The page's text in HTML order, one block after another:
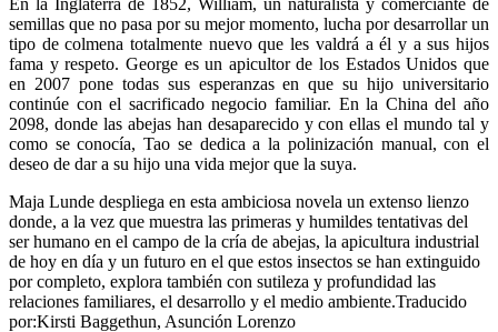
semillas que no pasa por su mejor momento, lucha por desarrollar un
tipo de colmena totalmente nuevo que les valdrá a él y a sus hijos
fama y respeto. George es un apicultor de los Estados Unidos que
en 2007 pone todas sus esperanzas en que su hijo universitario
continúe con el sacrificado negocio familiar. En la China del año
2098, donde las abejas han desaparecido y con ellas el mundo tal y
como se conocía, Tao se dedica a la polinización manual, con el
deseo de dar a su hijo una vida mejor que la suya.
Maja Lunde despliega en esta ambiciosa novela un extenso lienzo
donde, a la vez que muestra las primeras y humildes tentativas del
ser humano en el campo de la cría de abejas, la apicultura industrial
de hoy en día y un futuro en el que estos insectos se han extinguido
por completo, explora también con sutileza y profundidad las
relaciones familiares, el desarrollo y el medio ambiente.Traducido
por:Kirsti Baggethun, Asunción Lorenzo